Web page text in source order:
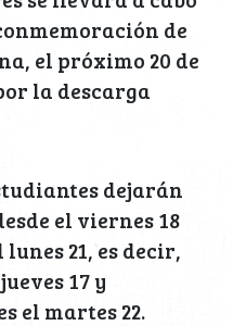
de
el próximo 20 de
la descarga
dejarán
el viernes 18
21, es decir,
17 y
el martes 22.